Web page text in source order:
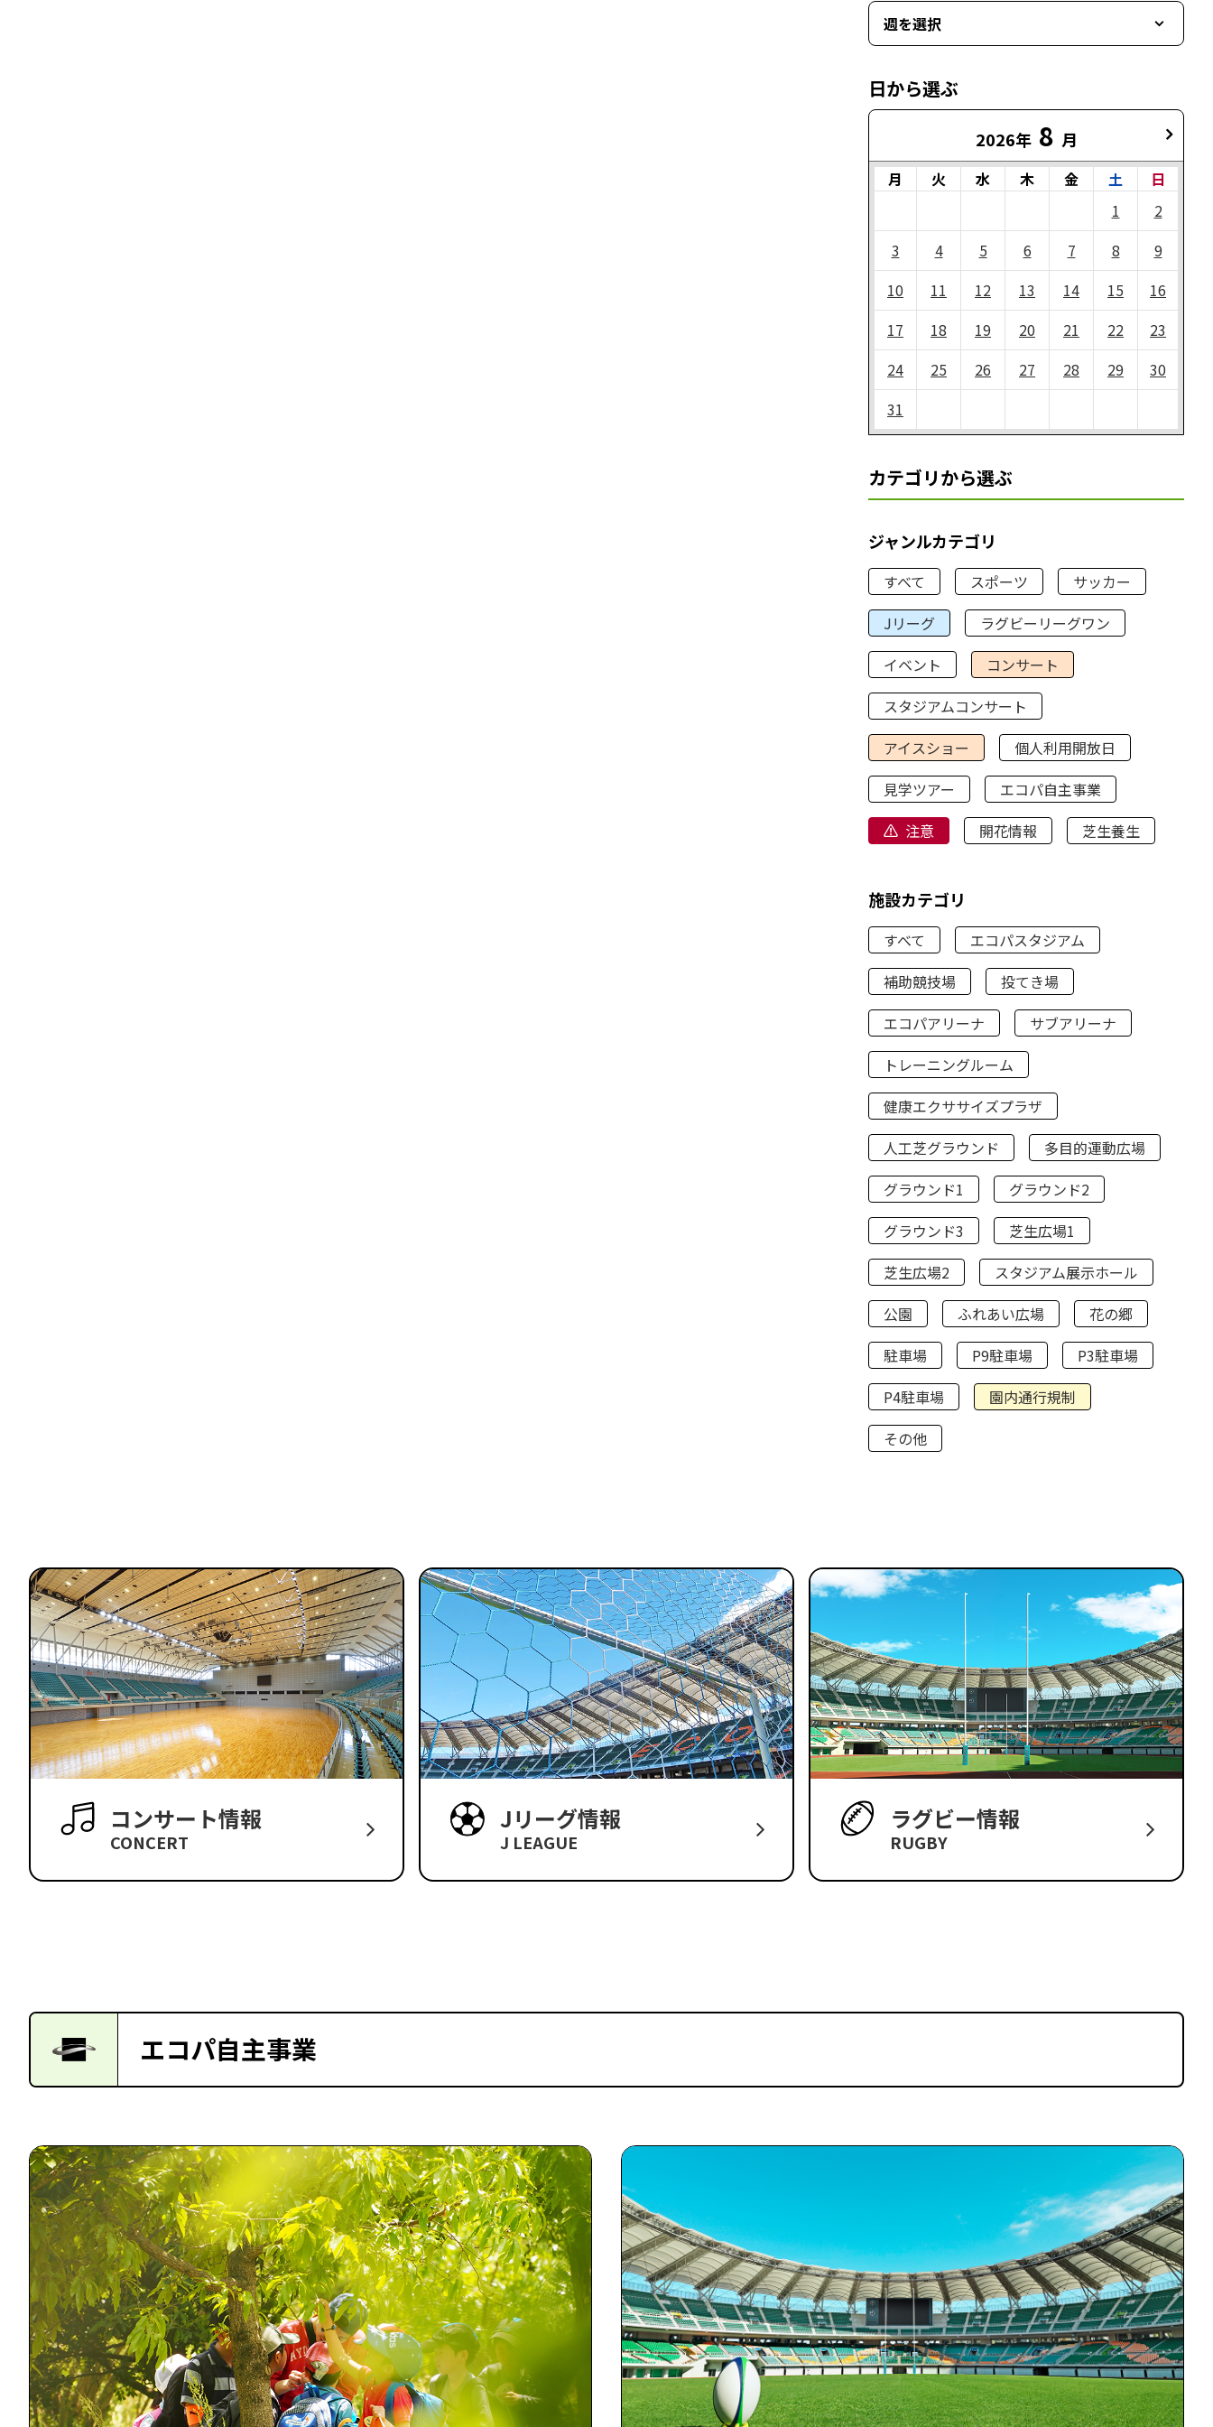
週を選択
日から選ぶ
2026年 8 月
月 火 水 木 金 土
日
1
2
3
4 5 6 7 8
9
10
11 12 13 14 15
16
17
18 19 20 21 22
23
24
25 26 27 28 29
30
31
カテゴリから選ぶ
ジャンルカテゴリ
すべて スポーツ
サッカー
Jリーグ
ラグビーリーグワン
イベント
コンサート
スタジアムコンサート
アイスショー
個人利用開放日
見学ツアー
エコパ自主事業
注意
開花情報 芝生養生
施設カテゴリ
すべて
エコパスタジアム
補助競技場
投てき場
エコパアリーナ
サブアリーナ
トレーニングルーム
健康エクササイズプラザ
人工芝グラウンド
多目的運動広場
グラウンド1
グラウンド2
グラウンド3
芝生広場1
芝生広場2
スタジアム展示ホール
公園
ふれあい広場
花の郷
駐車場
P9駐車場
P3駐車場
P4駐車場
園内通行規制
その他
コンサート情報
CONCERT
Jリーグ情報
J LEAGUE
ラグビー情報
RUGBY
エコパ自主事業